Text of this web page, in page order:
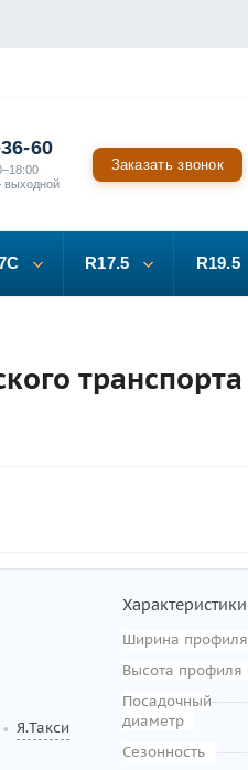
60
Заказать звонок
R17.5 R19.5
транспорта
• Я.Такси
Характеристики
Ширина профиля
Высота профиля
Посадочный
диаметр
Сезонность